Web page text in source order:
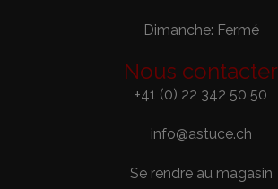
Dimanche: Fermé
Nous contacter
+41 (0) 22 342 50 50
info@astuce.ch
Se rendre au magasin